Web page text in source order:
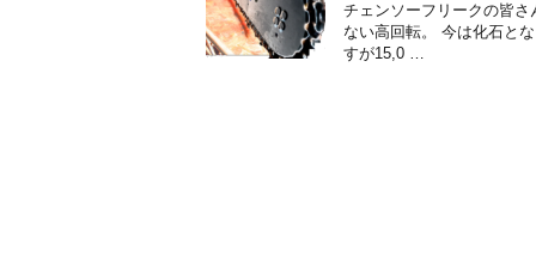
チェンソーフリークの皆
ない高回転。 今は化石と
すが15,0 …